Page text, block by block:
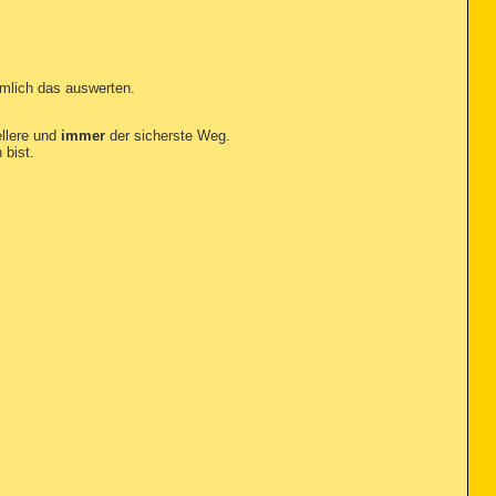
das auswerten.
und immer der sicherste Weg.
bist.